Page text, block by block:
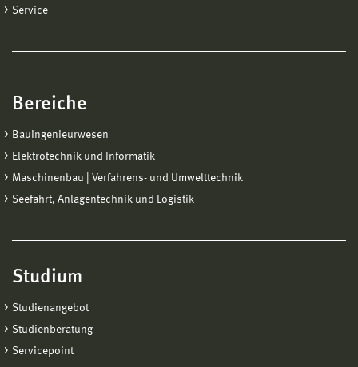
Service
Bereiche
Bauingenieurwesen
Elektrotechnik und Informatik
Maschinenbau | Verfahrens- und Umwelttechnik
Seefahrt, Anlagentechnik und Logistik
Studium
Studienangebot
Studienberatung
Servicepoint